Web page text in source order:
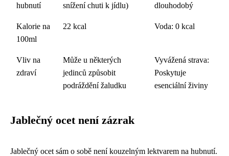
hubnutí
snížení chuti k jídlu)
dlouhodobý
Kalorie na
100ml
22 kcal Voda: 0 kcal
Vliv na
zdraví
Může u některých
jedinců způsobit
podráždění žaludku
Vyvážená strava:
Poskytuje
esenciální živiny
Jablečný ocet není zázrak
Jablečný ocet sám o sobě není kouzelným lektvarem na hubnutí.